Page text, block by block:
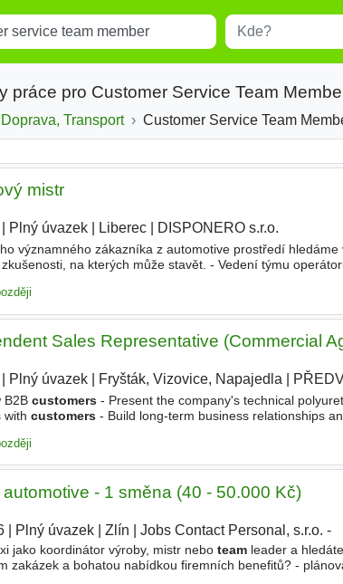
Místo
práce pro Customer Service Team
Doprava, Transport Customer Service Team
mistr
Plný úvazek Liberec DISPONERO s.r.o.
významného zákazníka z automotive prostředí
na kterých může stavět. - Vedení týmu
Sales Representative (Commercial
Plný úvazek Fryšták, Vizovice, Napajedla
B2B customers- Present the company's technical
with customers- Build long-term business relationships
automotive - 1 směna (40 - 50.000 Kč)
| Plný úvazek| Zlín Jobs Contact Personal, s.r.o. -
jako koordinátor výroby, mistr nebo teamleader a
zakázek a bohatou nabídkou firemních benefitů? -